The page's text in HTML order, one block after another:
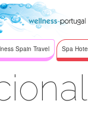
Spain Travel Spa